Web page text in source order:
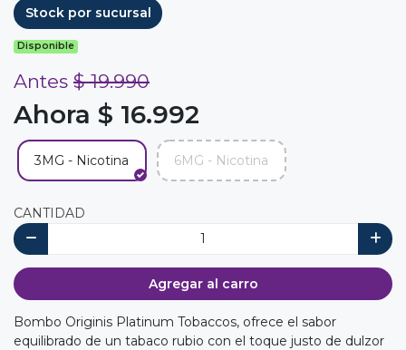
Stock por sucursal
Disponible
Antes $ 19.990
Ahora $ 16.992
3MG - Nicotina 6MG - Nicotina
CANTIDAD
Agregar al carro
Bombo Originis Platinum Tobaccos, ofrece el sabor
equilibrado de un tabaco rubio con el toque justo de dulzor